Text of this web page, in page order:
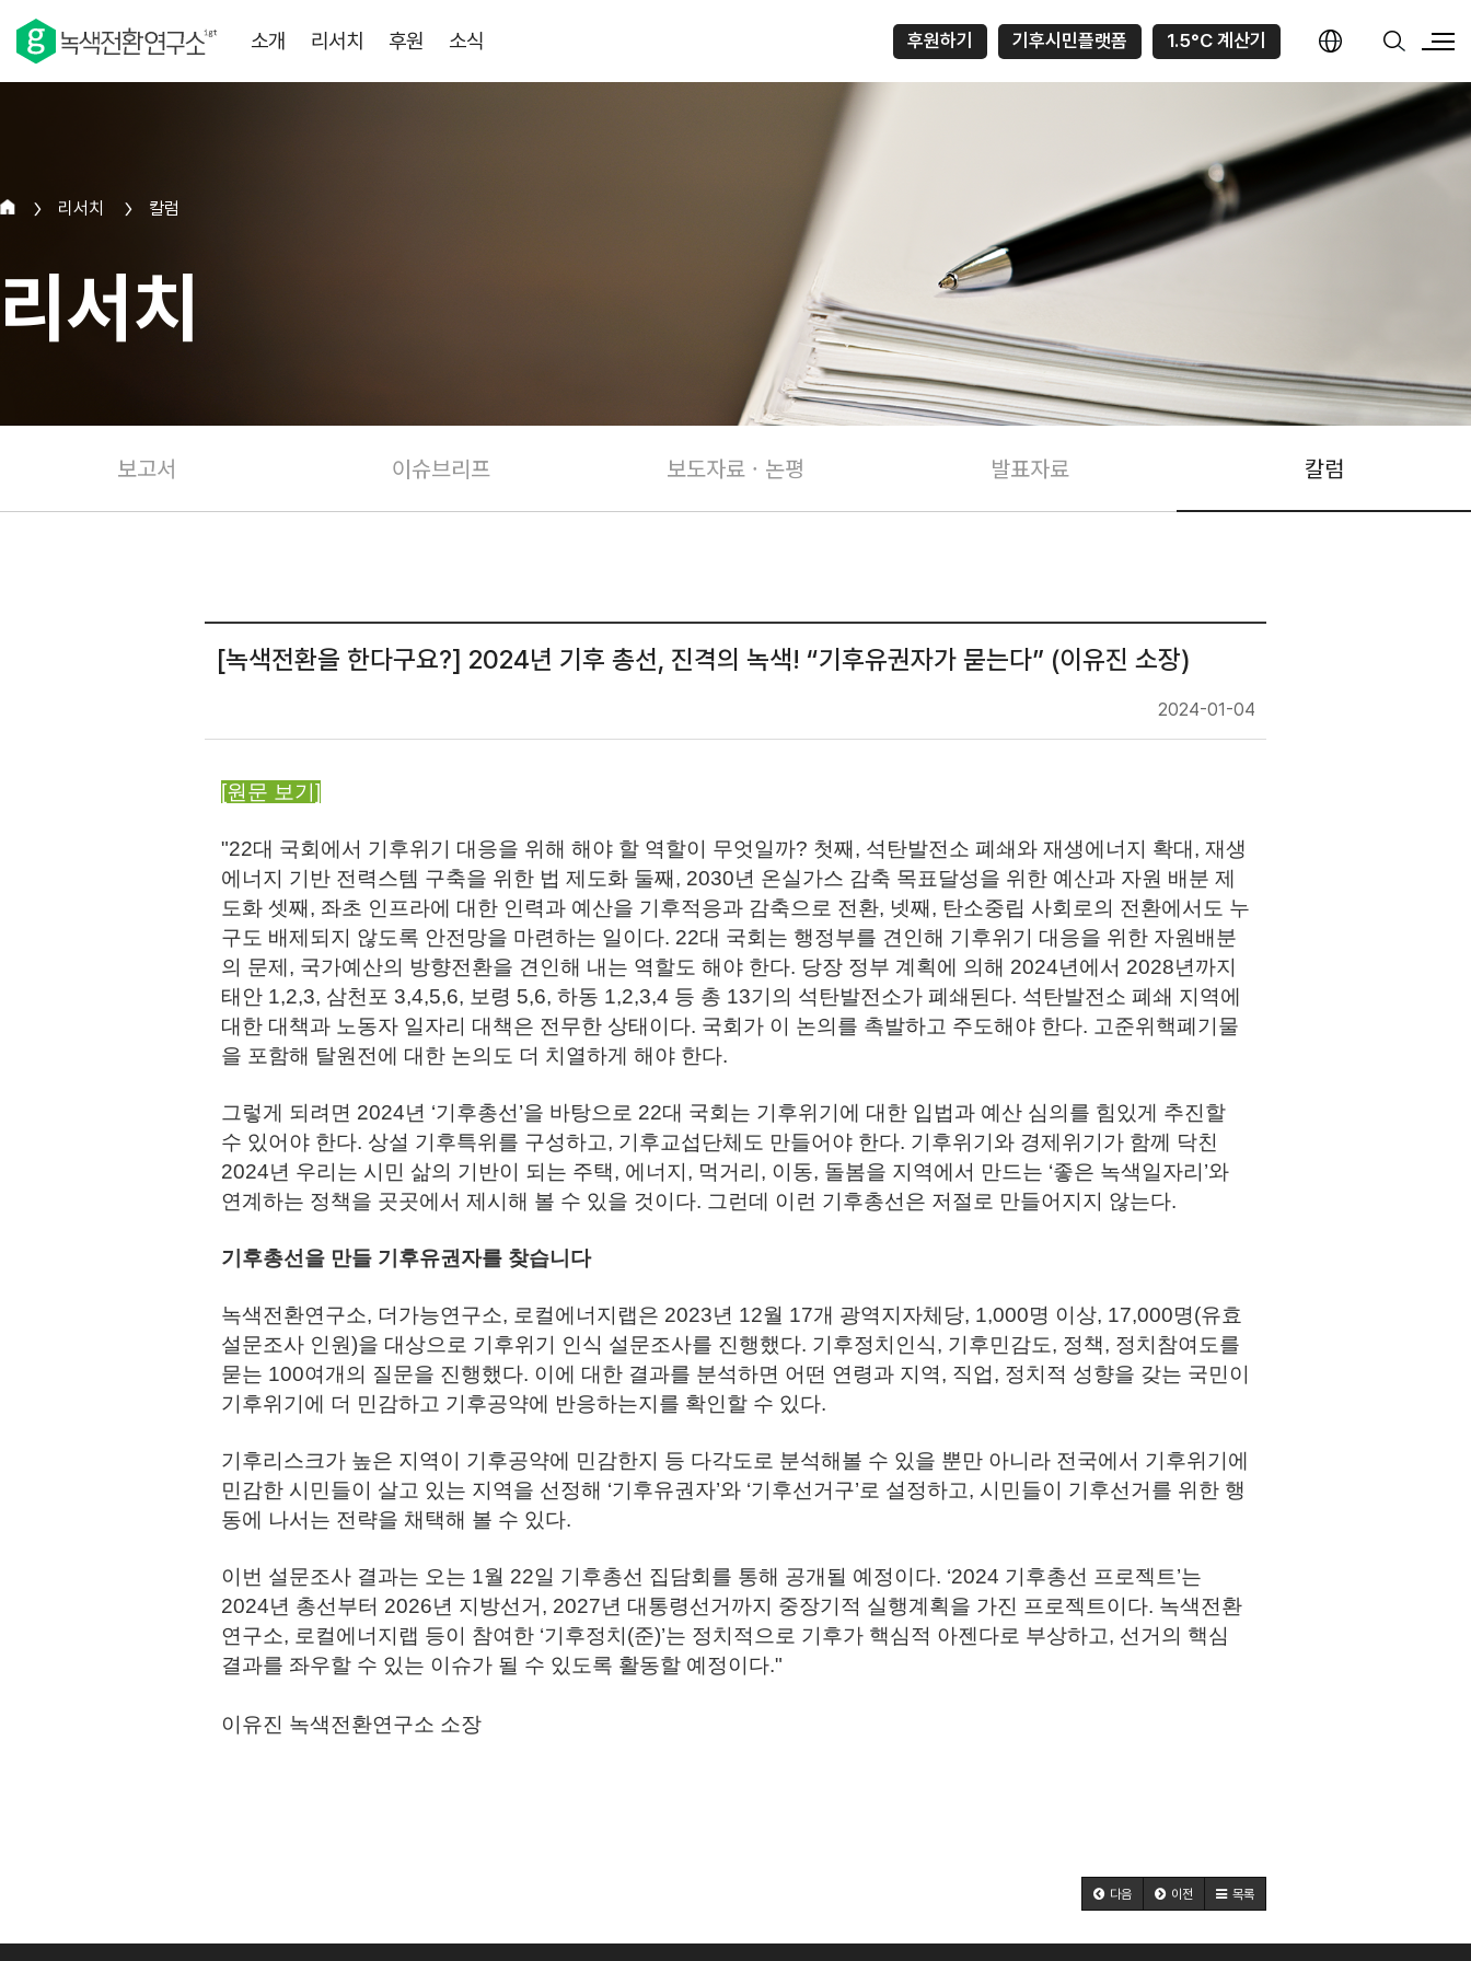
소개 리서치 후원 소식 후원하기 기후시민플랫폼 1.5°C 계산기
> 리서치 > 칼럼
리서치
보고서 이슈브리프 보도자료 · 논평 발표자료 칼럼
[녹색전환을 한다구요?] 2024년 기후 총선, 진격의 녹색! “기후유권자가 묻는다” (이유진 소장)
2024-01-04
[원문 보기]
"22대 국회에서 기후위기 대응을 위해 해야 할 역할이 무엇일까? 첫째, 석탄발전소 폐쇄와 재생에너지 확대, 재생
에너지 기반 전력스템 구축을 위한 법 제도화 둘째, 2030년 온실가스 감축 목표달성을 위한 예산과 자원 배분 제
도화 셋째, 좌초 인프라에 대한 인력과 예산을 기후적응과 감축으로 전환, 넷째, 탄소중립 사회로의 전환에서도 누
구도 배제되지 않도록 안전망을 마련하는 일이다. 22대 국회는 행정부를 견인해 기후위기 대응을 위한 자원배분
의 문제, 국가예산의 방향전환을 견인해 내는 역할도 해야 한다. 당장 정부 계획에 의해 2024년에서 2028년까지
태안 1,2,3, 삼천포 3,4,5,6, 보령 5,6, 하동 1,2,3,4 등 총 13기의 석탄발전소가 폐쇄된다. 석탄발전소 폐쇄 지역에
대한 대책과 노동자 일자리 대책은 전무한 상태이다. 국회가 이 논의를 촉발하고 주도해야 한다. 고준위핵폐기물
을 포함해 탈원전에 대한 논의도 더 치열하게 해야 한다.
그렇게 되려면 2024년 ‘기후총선’을 바탕으로 22대 국회는 기후위기에 대한 입법과 예산 심의를 힘있게 추진할
수 있어야 한다. 상설 기후특위를 구성하고, 기후교섭단체도 만들어야 한다. 기후위기와 경제위기가 함께 닥친
2024년 우리는 시민 삶의 기반이 되는 주택, 에너지, 먹거리, 이동, 돌봄을 지역에서 만드는 ‘좋은 녹색일자리’와
연계하는 정책을 곳곳에서 제시해 볼 수 있을 것이다. 그런데 이런 기후총선은 저절로 만들어지지 않는다.
기후총선을 만들 기후유권자를 찾습니다
녹색전환연구소, 더가능연구소, 로컬에너지랩은 2023년 12월 17개 광역지자체당, 1,000명 이상, 17,000명(유효
설문조사 인원)을 대상으로 기후위기 인식 설문조사를 진행했다. 기후정치인식, 기후민감도, 정책, 정치참여도를
묻는 100여개의 질문을 진행했다. 이에 대한 결과를 분석하면 어떤 연령과 지역, 직업, 정치적 성향을 갖는 국민이
기후위기에 더 민감하고 기후공약에 반응하는지를 확인할 수 있다.
기후리스크가 높은 지역이 기후공약에 민감한지 등 다각도로 분석해볼 수 있을 뿐만 아니라 전국에서 기후위기에
민감한 시민들이 살고 있는 지역을 선정해 ‘기후유권자’와 ‘기후선거구’로 설정하고, 시민들이 기후선거를 위한 행
동에 나서는 전략을 채택해 볼 수 있다.
이번 설문조사 결과는 오는 1월 22일 기후총선 집담회를 통해 공개될 예정이다. ‘2024 기후총선 프로젝트’는
2024년 총선부터 2026년 지방선거, 2027년 대통령선거까지 중장기적 실행계획을 가진 프로젝트이다. 녹색전환
연구소, 로컬에너지랩 등이 참여한 ‘기후정치(준)’는 정치적으로 기후가 핵심적 아젠다로 부상하고, 선거의 핵심
결과를 좌우할 수 있는 이슈가 될 수 있도록 활동할 예정이다."
이유진 녹색전환연구소 소장
다음 이전 목록